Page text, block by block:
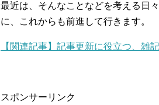
最近は、そんなことなどを考える日
に、これからも前進して行きます。
【関連記事】記事更新に役立つ、雑
スポンサーリンク